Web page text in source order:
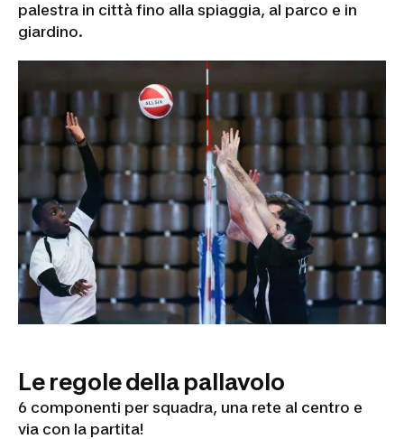
palestra in città fino alla spiaggia, al parco e in
giardino.
Le regole della pallavolo
6 componenti per squadra, una rete al centro e
via con la partita!